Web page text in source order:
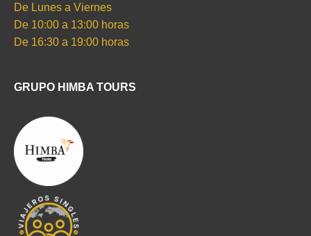
De Lunes a Viernes
De 10:00 a 13:00 horas
De 16:30 a 19:00 horas
GRUPO HIMBA TOURS